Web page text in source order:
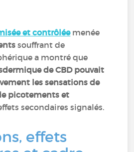
et contrôléemenée
souffrant de
a montré que
de CBD pouvait
les sensations de
picotements et
secondaires signalés.
effets